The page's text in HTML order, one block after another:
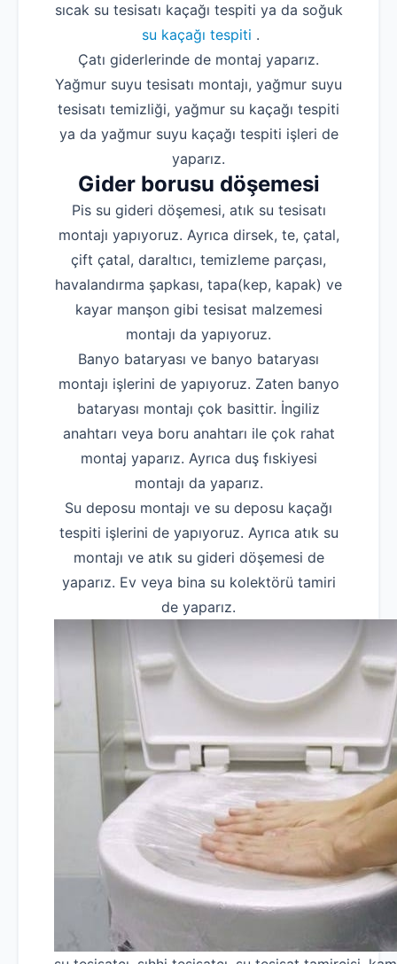
sıcak su tesisatı kaçağı tespiti ya da soğuk
su kaçağı tespiti .
Çatı giderlerinde de montaj yaparız.
Yağmur suyu tesisatı montajı, yağmur suyu
tesisatı temizliği, yağmur su kaçağı tespiti
ya da yağmur suyu kaçağı tespiti işleri de
yaparız.
Gider borusu döşemesi
Pis su gideri döşemesi, atık su tesisatı
montajı yapıyoruz. Ayrıca dirsek, te, çatal,
çift çatal, daraltıcı, temizleme parçası,
havalandırma şapkası, tapa(kep, kapak) ve
kayar manşon gibi tesisat malzemesi
montajı da yapıyoruz.
Banyo bataryası ve banyo bataryası
montajı işlerini de yapıyoruz. Zaten banyo
bataryası montajı çok basittir. İngiliz
anahtarı veya boru anahtarı ile çok rahat
montaj yaparız. Ayrıca duş fıskiyesi
montajı da yaparız.
Su deposu montajı ve su deposu kaçağı
tespiti işlerini de yapıyoruz. Ayrıca atık su
montajı ve atık su gideri döşemesi de
yaparız. Ev veya bina su kolektörü tamiri
de yaparız.